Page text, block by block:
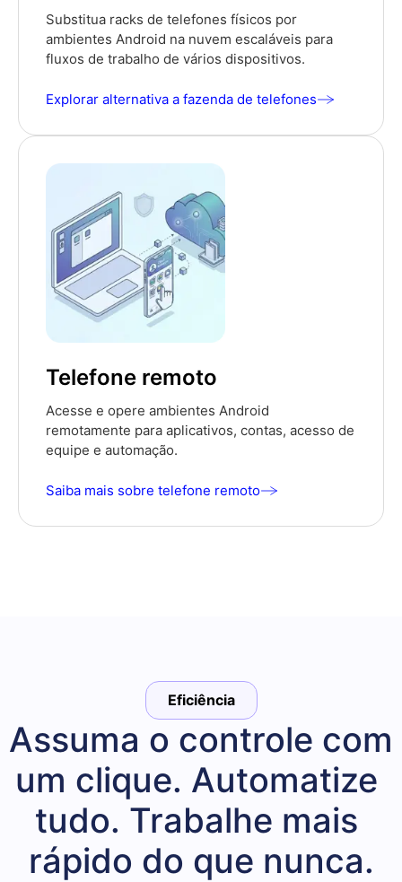
Substitua racks de telefones físicos por
ambientes Android na nuvem escaláveis para
fluxos de trabalho de vários dispositivos.
Explorar alternativa a fazenda de telefones
Telefone remoto
Acesse e opere ambientes Android
remotamente para aplicativos, contas, acesso de
equipe e automação.
Saiba mais sobre telefone remoto
Eficiência
Assuma o controle com
um clique. Automatize
tudo. Trabalhe mais
rápido do que nunca.